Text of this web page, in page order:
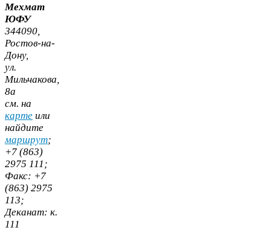
Мехмат
ЮФУ
344090,
Ростов-​на-​
Дону,
ул.
Мильчакова,
8а
cм. на
карте или
найдите
маршрут;
+7 (863)
2975 111;
Факс: +7
(863) 2975
113;
Деканат: к.
111